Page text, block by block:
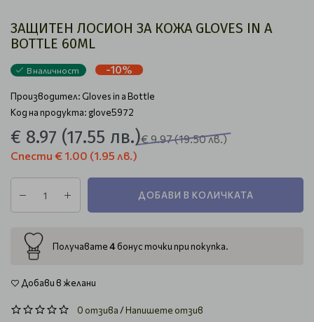
ЗАЩИТЕН ЛОСИОН ЗА КОЖА GLOVES IN A
BOTTLE 60ML
В наличност -10%
Производител: Gloves in a Bottle
Код на продукта: glove5972
€ 8.97 (17.55 лв.)€ 9.97(19.50 лв.)
Спести € 1.00 (1.95 лв.)
ДОБАВИ В КОЛИЧКАТА
Получавате4бонус точки при покупка.
Добави в желани
0 отзива/Напишете отзив